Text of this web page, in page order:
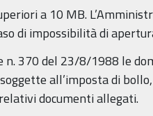
a 10 MB.
di impossibilità di
n. 370 del 23/8/1988 le
all’imposta di
documenti allegati.